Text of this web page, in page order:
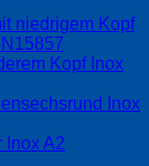
niedrigem Kopf
Kopf Inox
Inox
Inox A2